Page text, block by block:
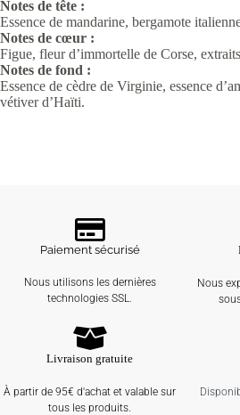
Notes de tête :
Essence de mandarine, bergamote
Notes de cœur :
Figue, fleur d’immortelle de Corse,
Notes de fond :
Essence de cèdre de Virginie, essence
vétiver d’Haïti.
Paiement sécurisé
Nous utilisons les dernières
technologies SSL.
Nous
Livraison gratuite
À partir de 95€ d'achat et valable sur
tous les produits.